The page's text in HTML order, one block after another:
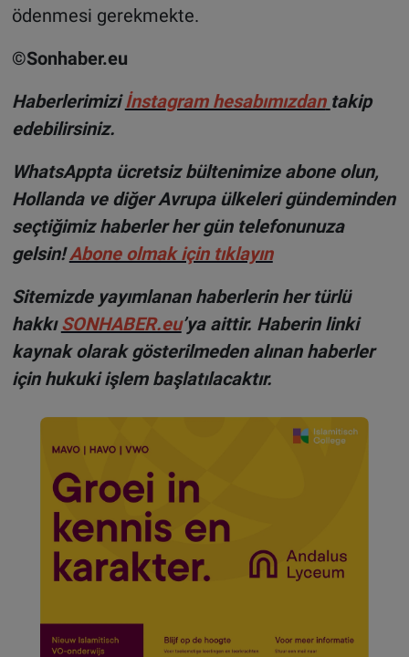
ödenmesi gerekmekte.
©Sonhaber.eu
Haberlerimiziİnstagram hesabımızdan takip
edebilirsiniz.
WhatsAppta ücretsiz bültenimize abone olun,
Hollanda ve diğer Avrupa ülkeleri gündeminden
seçtiğimiz haberler her gün telefonunuza
gelsin! Abone olmak için tıklayın
Sitemizde yayımlanan haberlerin her türlü
hakkıSONHABER.eu’ya aittir. Haberin linki
kaynak olarak gösterilmeden alınan haberler
için hukuki işlem başlatılacaktır.